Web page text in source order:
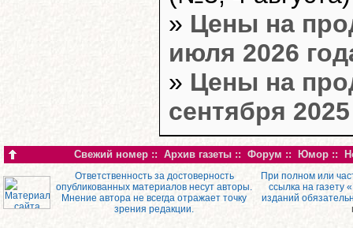
» Цены на
июля 2026
» Цены на
сентября
Свежий номер :: Архив газеты :: Форум :: Юмор ::
Ответственность за достоверность
опубликованных материалов несут авторы.
Мнение автора не всегда отражает точку
зрения редакции.
При полном или
ссылка на газету
изданий